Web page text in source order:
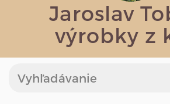
Jaroslav
výrobky z